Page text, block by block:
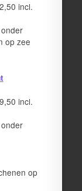
incl.
op zee
incl.
op